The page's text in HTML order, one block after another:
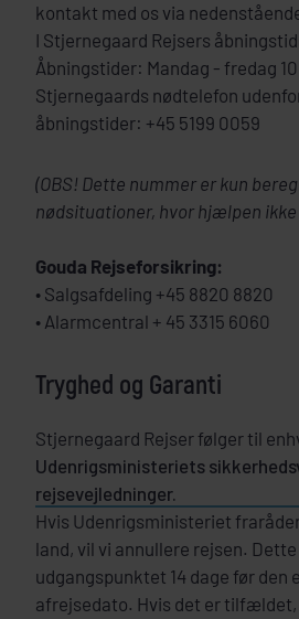
kontakt med os via
I Stjernegaard Rejsers
Åbningstider: Mandag - fredag
Stjernegaards nødtelefon
åbningstider: +45 5199 0059
(OBS! Dette nummer er kun
nødsituationer, hvor hjælpen ikke
Gouda Rejseforsikring:
• Salgsafdeling +45 8820 8820
• Alarmcentral + 45 3315 6060
Tryghed og Garanti
Stjernegaard Rejser følger til
Udenrigsministeriets
rejsevejledninger.
Hvis Udenrigsministeriet
land, vil vi annullere rejsen. Dette
udgangspunktet 14 dage før den
afrejsedato. Hvis det er